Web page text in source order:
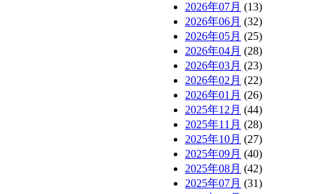
2026年07月 (13)
2026年06月 (32)
2026年05月 (25)
2026年04月 (28)
2026年03月 (23)
2026年02月 (22)
2026年01月 (26)
2025年12月 (44)
2025年11月 (28)
2025年10月 (27)
2025年09月 (40)
2025年08月 (42)
2025年07月 (31)